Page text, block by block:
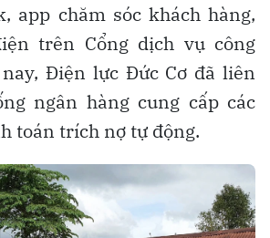
app chăm sóc khách hàng,
trên Cổng dịch vụ công
Điện lực Đức Cơ đã liên
ngân hàng cung cấp các
toán trích nợ tự động.